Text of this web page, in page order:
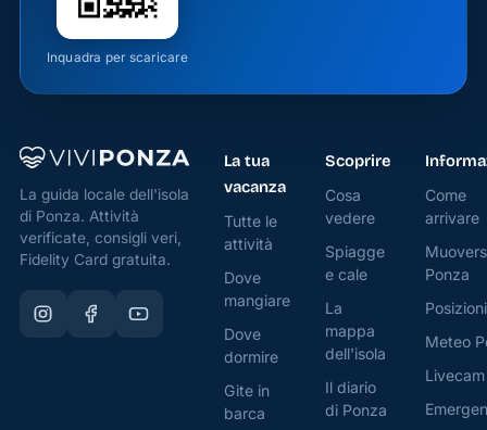
Inquadra per scaricare
La guida locale dell'isola
di Ponza. Attività
verificate, consigli veri,
Fidelity Card gratuita.
La tua
vacanza
Tutte le
attività
Dove
mangiare
Dove
dormire
Gite in
barca
Scoprire
Cosa
vedere
Spiagge
e cale
La
mappa
dell'isola
Il diario
di Ponza
Come
arrivare
Ponza
Meteo
Livecam